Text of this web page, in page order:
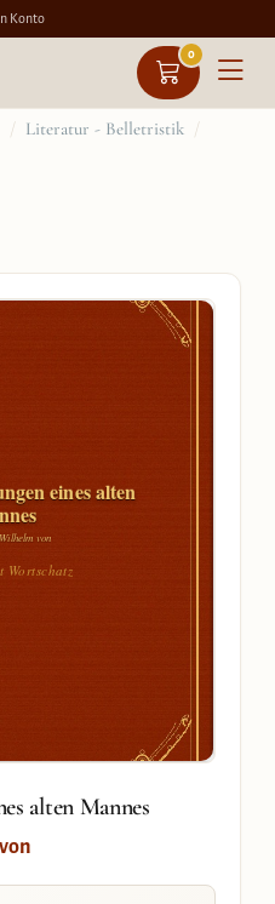
Konto
0
/ Literatur - Belletristik /
eines alten
Kügelgen Wilhelm von
alten Mannes